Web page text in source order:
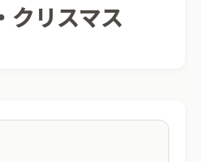
クリスマス